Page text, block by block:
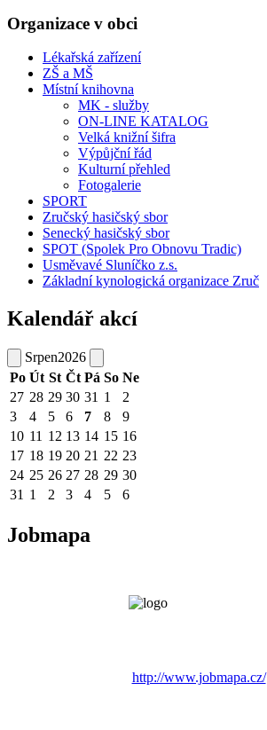
Organizace v obci
Lékařská zařízení
ZŠ a MŠ
Místní knihovna
MK - služby
ON-LINE KATALOG
Velká knižní šifra
Výpůjční řád
Kulturní přehled
Fotogalerie
SPORT
Zručský hasičský sbor
Senecký hasičský sbor
SPOT (Spolek Pro Obnovu Tradic)
Usměvavé Sluníčko z.s.
Základní kynologická organizace Zruč
Kalendář akcí
Srpen2026
Po Út St Čt Pá So Ne
27 28 29 30 31 1
2
3
4 5 6 7 8
9
10 11 12 13 14 15 16
17 18 19 20 21 22 23
24 25 26 27 28 29 30
31 1 2 3 4 5 6
Jobmapa
http://www.jobmapa.cz/